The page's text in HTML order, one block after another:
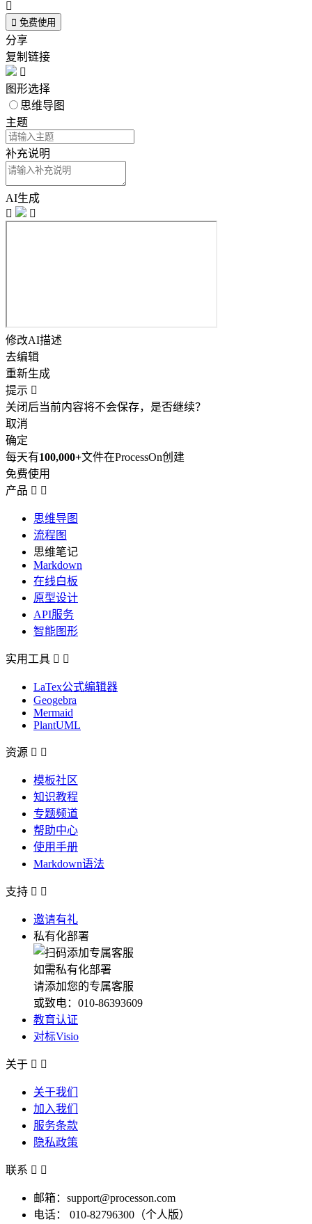

 免费使用
分享
复制链接

图形选择
思维导图
主题
补充说明
AI生成


修改AI描述
去编辑
重新生成
提示 
关闭后当前内容将不会保存，是否继续？
取消
确定
每天有100,000+文件在ProcessOn创建
免费使用
产品  
思维导图
流程图
思维笔记
Markdown
在线白板
原型设计
API服务
智能图形
实用工具  
LaTex公式编辑器
Geogebra
Mermaid
PlantUML
资源  
模板社区
知识教程
专题频道
帮助中心
使用手册
Markdown语法
支持  
邀请有礼
私有化部署
如需私有化部署
请添加您的专属客服
或致电：010-86393609
教育认证
对标Visio
关于  
关于我们
加入我们
服务条款
隐私政策
联系  
邮箱：support@processon.com
电话：
010-82796300（个人版）